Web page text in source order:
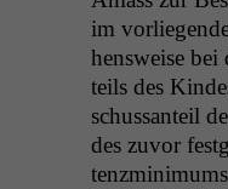
im
hensweise bei
teils des
schus­san­teil
des zuvor